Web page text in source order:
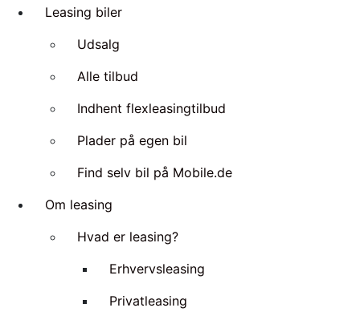
Leasing biler
Udsalg
Alle tilbud
Indhent flexleasingtilbud
Plader på egen bil
Find selv bil på Mobile.de
Om leasing
Hvad er leasing?
Erhvervsleasing
Privatleasing